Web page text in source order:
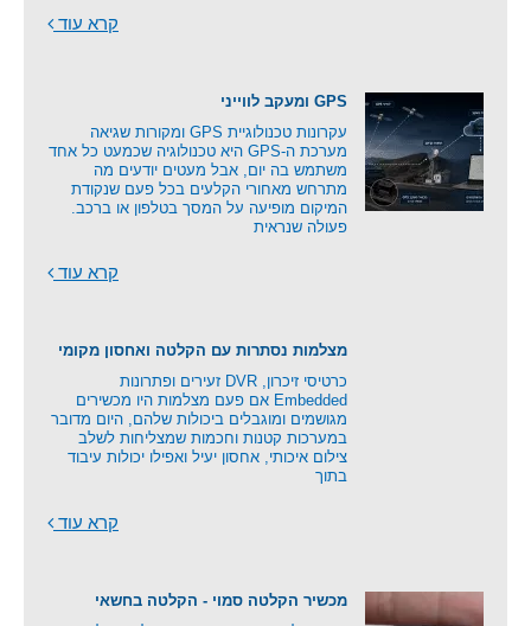
קרא עוד
GPS ומעקב לווייני
עקרונות טכנולוגיית GPS ומקורות שגיאה
מערכת ה-GPS היא טכנולוגיה שכמעט כל אחד
משתמש בה יום, אבל מעטים יודעים מה
מתרחש מאחורי הקלעים בכל פעם שנקודת
המיקום מופיעה על המסך בטלפון או ברכב.
פעולה שנראית
קרא עוד
מצלמות נסתרות עם הקלטה ואחסון מקומי
כרטיסי זיכרון, DVR זעירים ופתרונות
Embedded אם פעם מצלמות היו מכשירים
מגושמים ומוגבלים ביכולות שלהם, היום מדובר
במערכות קטנות וחכמות שמצליחות לשלב
צילום איכותי, אחסון יעיל ואפילו יכולות עיבוד
בתוך
קרא עוד
מכשיר הקלטה סמוי - הקלטה בחשאי